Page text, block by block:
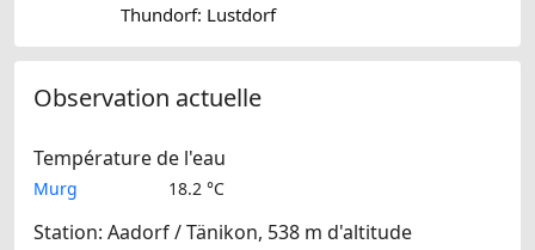
Thundorf: Lustdorf
Observation actuelle
Température de l'eau
Murg 18.2 °C
Station: Aadorf / Tänikon, 538 m d'altitude